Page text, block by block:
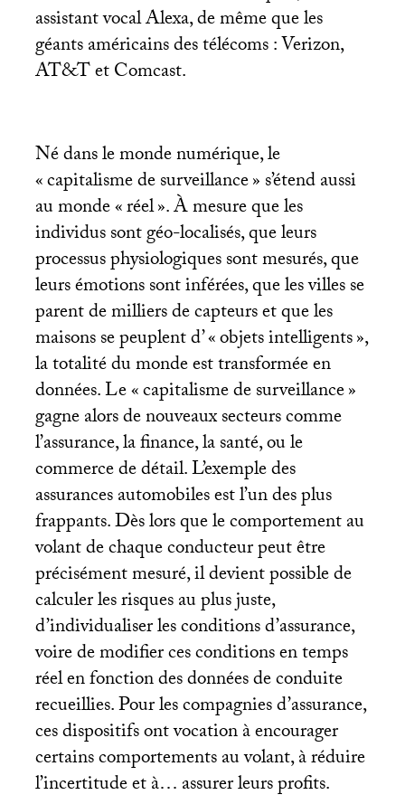
assistant vocal Alexa, de même que les
géants américains des télécoms : Verizon,
AT&T et Comcast.
Né dans le monde numérique, le
«capitalisme de surveillance» s’étend aussi
au monde «réel». À mesure que les
individus sont géo-localisés, que leurs
processus physiologiques sont mesurés, que
leurs émotions sont inférées, que les villes se
parent de milliers de capteurs et que les
maisons se peuplent d’ «objets intelligents»,
la totalité du monde est transformée en
données. Le «capitalisme de surveillance»
gagne alors de nouveaux secteurs comme
l’assurance, la finance, la santé, ou le
commerce de détail. L’exemple des
assurances automobiles est l’un des plus
frappants. Dès lors que le comportement au
volant de chaque conducteur peut être
précisément mesuré, il devient possible de
calculer les risques au plus juste,
d’individualiser les conditions d’assurance,
voire de modifier ces conditions en temps
réel en fonction des données de conduite
recueillies. Pour les compagnies d’assurance,
ces dispositifs ont vocation à encourager
certains comportements au volant, à réduire
l’incertitude et à… assurer leurs profits.